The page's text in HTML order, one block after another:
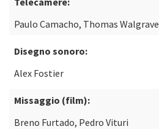
Paulo Camacho, Thomas Walgrave
Disegno sonoro:
Alex Fostier
Missaggio (film):
Breno Furtado, Pedro Vituri